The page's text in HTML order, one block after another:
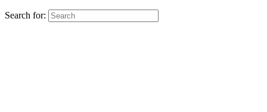
Search for: